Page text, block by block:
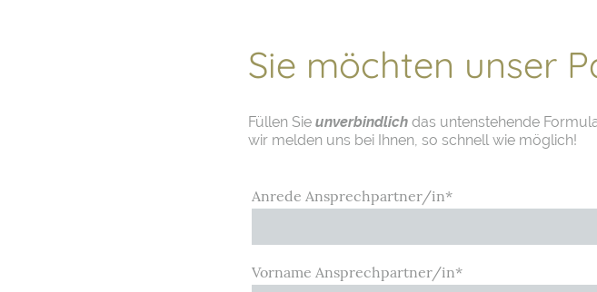
Sie möchten unser
Füllen Sie unverbindlich das untenstehende
wir melden uns bei Ihnen, so schnell wie möglich!
Anrede Ansprechpartner/in*
Vorname Ansprechpartner/in*